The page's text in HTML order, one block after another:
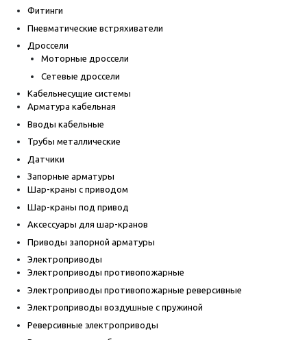
Фитинги
Пневматические встряхиватели
Дроссели
Моторные дроссели
Сетевые дроссели
Кабельнесущие системы
Арматура кабельная
Вводы кабельные
Трубы металлические
Датчики
Запорные арматуры
Шар-краны с приводом
Шар-краны под привод
Аксессуары для шар-кранов
Приводы запорной арматуры
Электроприводы
Электроприводы противопожарные
Электроприводы противопожарные реверсивные
Электроприводы воздушные с пружиной
Реверсивные электроприводы